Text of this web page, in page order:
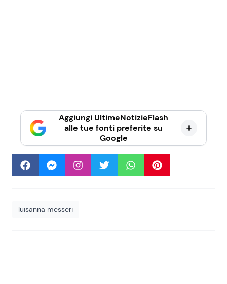
Aggiungi UltimeNotizieFlash
alle tue fonti preferite su
Google
luisanna messeri